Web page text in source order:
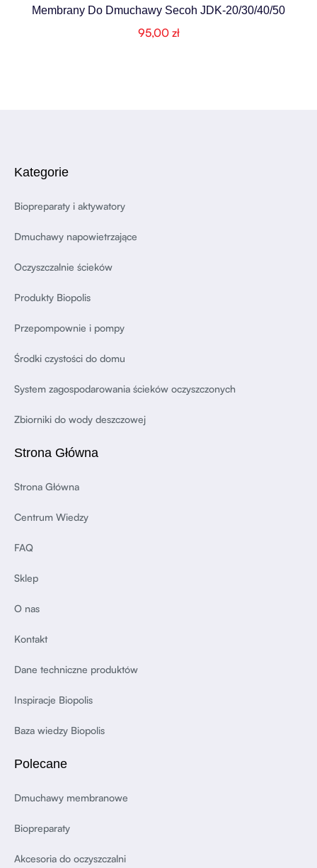
Membrany Do Dmuchawy Secoh JDK-20/30/40/50
95,00 zł
Kategorie
Biopreparaty i aktywatory
Dmuchawy napowietrzające
Oczyszczalnie ścieków
Produkty Biopolis
Przepompownie i pompy
Środki czystości do domu
System zagospodarowania ścieków oczyszczonych
Zbiorniki do wody deszczowej
Strona Główna
Strona Główna
Centrum Wiedzy
FAQ
Sklep
O nas
Kontakt
Dane techniczne produktów
Inspiracje Biopolis
Baza wiedzy Biopolis
Polecane
Dmuchawy membranowe
Biopreparaty
Akcesoria do oczyszczalni